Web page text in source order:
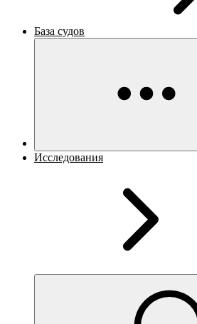
База судов
Исследования